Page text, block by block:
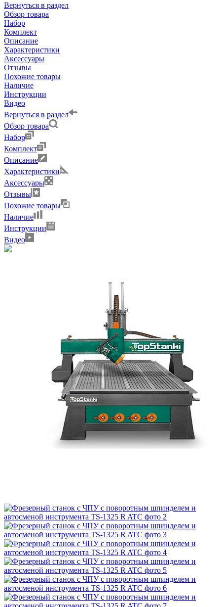
Вернуться в раздел
Обзор товара
Набор
Комплект
Описание
Характеристики
Аксессуары
Отзывы
Похожие товары
Наличие
Инструкции
Видео
Вернуться в раздел
Обзор товара
Набор
Комплект
Описание
Характеристики
Аксессуары
Отзывы
Похожие товары
Наличие
Инструкции
Видео